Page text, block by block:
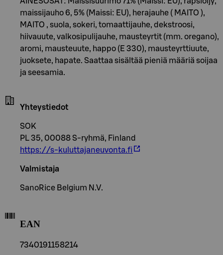
maissijauho 6, 5% (Maissi: EU), herajauhe ( MAITO ),
MAITO , suola, sokeri, tomaattijauhe, dekstroosi,
hiivauute, valkosipulijauhe, mausteyrtit (mm. oregano),
aromi, mausteuute, happo (E 330), mausteyrttiuute,
juoksete, hapate. Saattaa sisältää pieniä määriä soijaa
ja seesamia.
Yhteystiedot
SOK
PL 35, 00088 S-ryhmä, Finland
https://s-kuluttajaneuvonta.fi
Valmistaja
SanoRice Belgium N.V.
EAN
7340191158214